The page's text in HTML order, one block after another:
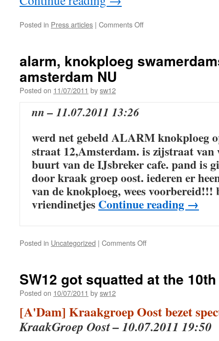
Posted in Press articles | Comments Off
alarm, knokploeg
amsterdam NU
Posted on 11/07/2011 bysw12
nn – 11.07.2011 13:26
werd net gebeld ALARM knokploeg
straat 12,Amsterdam. is zijstraat van
buurt van de IJsbreker cafe. pand is
door kraak groep oost. iederen er
van de knokploeg, wees voorbereid!!!
vriendinetjes Continue reading →
Posted in Uncategorized | Comments Off
SW12 got squatted at the
Posted on 10/07/2011 bysw12
[A'Dam] Kraakgroep Oost bezet
KraakGroep Oost – 10.07.2011 19:50